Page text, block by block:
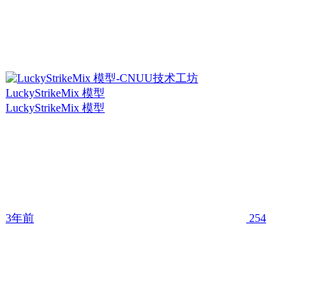
LuckyStrikeMix 模型
LuckyStrikeMix 模型
3年前 254